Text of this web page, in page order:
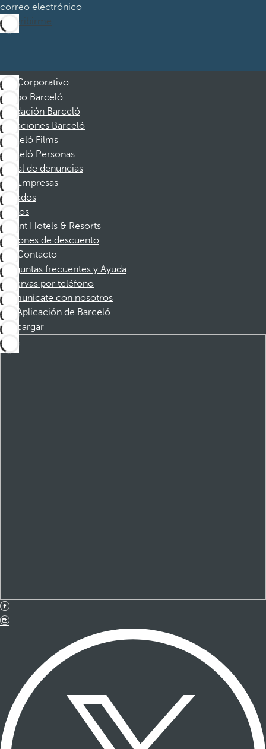
correo electrónico
Suscribirme
Corporativo
Grupo Barceló
Fundación Barceló
Vacaciones Barceló
Barceló Films
Barceló Personas
Canal de denuncias
Empresas
Afiliados
Socios
Dorint Hotels & Resorts
Cupones de descuento
Contacto
Preguntas frecuentes y Ayuda
Reservas por teléfono
Comunícate con nosotros
Aplicación de Barceló
Descargar